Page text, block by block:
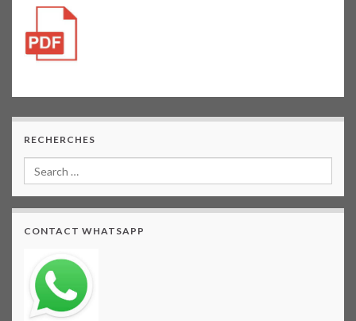
RECHERCHES
CONTACT WHATSAPP